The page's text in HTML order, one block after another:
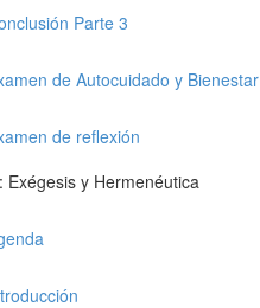
Parte 3
de Autocuidado y Bienestar
de reflexión
Exégesis y Hermenéutica